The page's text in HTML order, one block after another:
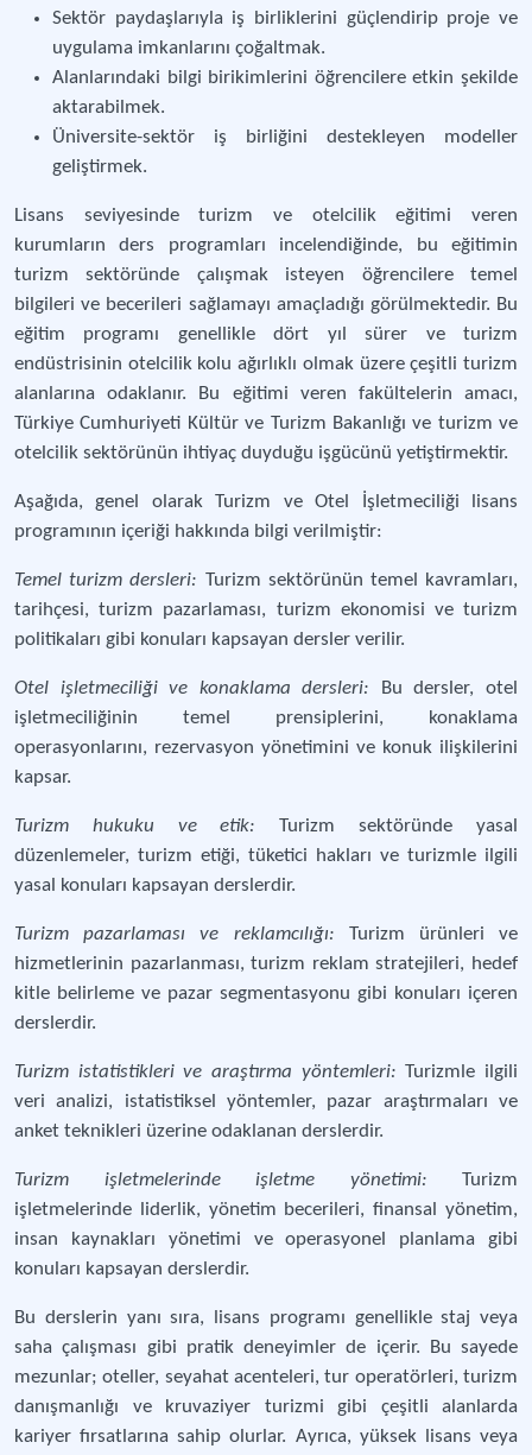
Sektör paydaşlarıyla iş birliklerini güçlendirip proje ve
uygulama imkanlarını çoğaltmak.
Alanlarındaki bilgi birikimlerini öğrencilere etkin şekilde
aktarabilmek.
Üniversite-sektör iş birliğini destekleyen modeller
geliştirmek.
Lisans seviyesinde turizm ve otelcilik eğitimi veren
kurumların ders programları incelendiğinde, bu eğitimin
turizm sektöründe çalışmak isteyen öğrencilere temel
bilgileri ve becerileri sağlamayı amaçladığı görülmektedir. Bu
eğitim programı genellikle dört yıl sürer ve turizm
endüstrisinin otelcilik kolu ağırlıklı olmak üzere çeşitli turizm
alanlarına odaklanır. Bu eğitimi veren fakültelerin amacı,
Türkiye Cumhuriyeti Kültür ve Turizm Bakanlığı ve turizm ve
otelcilik sektörünün ihtiyaç duyduğu işgücünü yetiştirmektir.
Aşağıda, genel olarak Turizm ve Otel İşletmeciliği lisans
programının içeriği hakkında bilgi verilmiştir:
Temel turizm dersleri: Turizm sektörünün temel kavramları,
tarihçesi, turizm pazarlaması, turizm ekonomisi ve turizm
politikaları gibi konuları kapsayan dersler verilir.
Otel işletmeciliği ve konaklama dersleri: Bu dersler, otel
işletmeciliğinin temel prensiplerini, konaklama
operasyonlarını, rezervasyon yönetimini ve konuk ilişkilerini
kapsar.
Turizm hukuku ve etik: Turizm sektöründe yasal
düzenlemeler, turizm etiği, tüketici hakları ve turizmle ilgili
yasal konuları kapsayan derslerdir.
Turizm pazarlaması ve reklamcılığı: Turizm ürünleri ve
hizmetlerinin pazarlanması, turizm reklam stratejileri, hedef
kitle belirleme ve pazar segmentasyonu gibi konuları içeren
derslerdir.
Turizm istatistikleri ve araştırma yöntemleri: Turizmle ilgili
veri analizi, istatistiksel yöntemler, pazar araştırmaları ve
anket teknikleri üzerine odaklanan derslerdir.
Turizm işletmelerinde işletme yönetimi: Turizm
işletmelerinde liderlik, yönetim becerileri, finansal yönetim,
insan kaynakları yönetimi ve operasyonel planlama gibi
konuları kapsayan derslerdir.
Bu derslerin yanı sıra, lisans programı genellikle staj veya
saha çalışması gibi pratik deneyimler de içerir. Bu sayede
mezunlar; oteller, seyahat acenteleri, tur operatörleri, turizm
danışmanlığı ve kruvaziyer turizmi gibi çeşitli alanlarda
kariyer fırsatlarına sahip olurlar. Ayrıca, yüksek lisans veya